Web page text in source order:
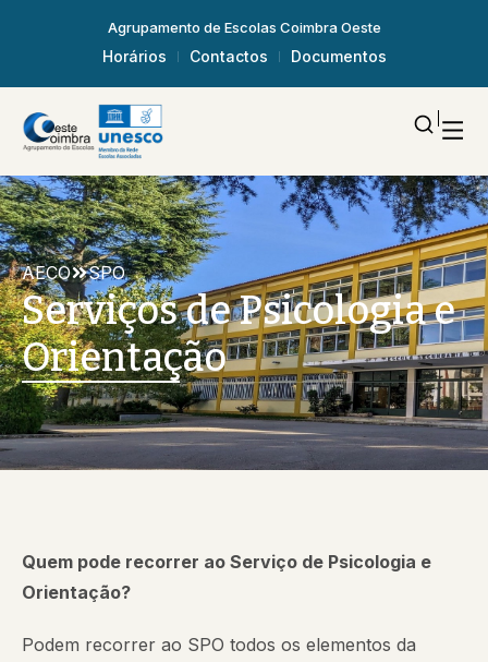
Agrupamento de Escolas Coimbra Oeste
Horários Contactos Documentos
AECO SPO
Serviços de Psicologia e
Orientação
Quem pode recorrer ao Serviço de Psicologia e
Orientação?
Podem recorrer ao SPO todos os elementos da